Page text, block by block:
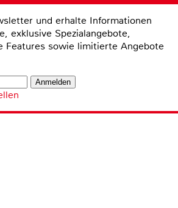
und erhalte Informationen
exklusive Spezialangebote,
Features sowie limitierte Angebote